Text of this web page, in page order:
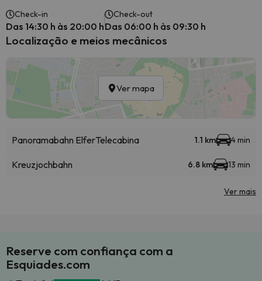
Check-in
Das 14:30 h às 20:00 h
Check-out
Das 06:00 h às 09:30 h
Localização e meios mecânicos
Ver mapa
Panoramabahn ElferTelecabina 1.1 km 4 min
Kreuzjochbahn 6.8 km 13 min
Ver mais
Reserve com confiança com a
Esquiades.com